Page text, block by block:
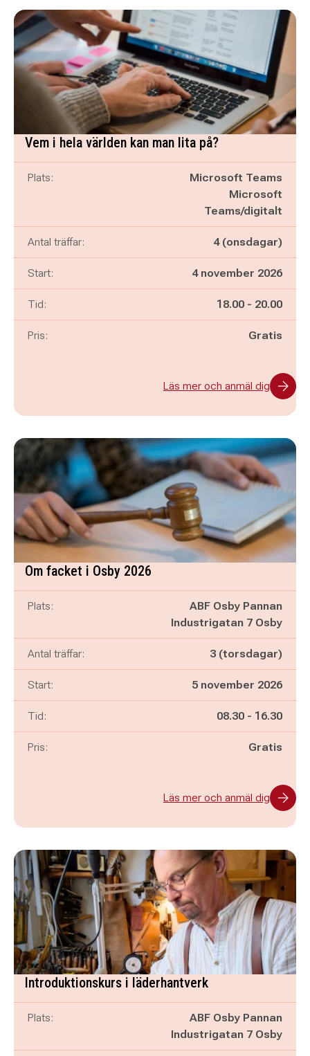
Vem i hela världen kan man lita på?
Plats:
Microsoft Teams
Microsoft
Teams/digitalt
Antal träffar: 4 (onsdagar)
Start: 4 november 2026
Tid: Pågår mellan
18.00 - och
20.00
Pris: Gratis
Läs mer och anmäl dig
Om facket i Osby 2026
Plats:
ABF Osby Pannan
Industrigatan 7 Osby
Antal träffar: 3 (torsdagar)
Start: 5 november 2026
Tid: Pågår mellan
08.30 - och
16.30
Pris: Gratis
Läs mer och anmäl dig
Introduktionskurs i läderhantverk
Plats:
ABF Osby Pannan
Industrigatan 7 Osby